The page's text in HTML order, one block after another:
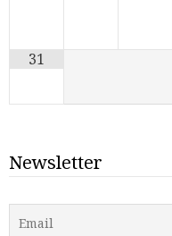
31
Newsletter